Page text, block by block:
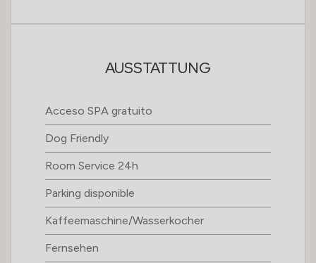
AUSSTATTUNG
Acceso SPA gratuito
Dog Friendly
Room Service 24h
Parking disponible
Kaffeemaschine/Wasserkocher
Fernsehen